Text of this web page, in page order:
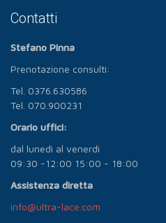
Contatti
Stefano Pinna
Prenotazione consulti:
Tel. 0376.630586
Tel. 070.900231
Orario uffici:
dal lunedì al venerdì
09:30 -12:00 15:00 - 18:00
Assistenza diretta
info@ultra-lace.com